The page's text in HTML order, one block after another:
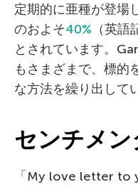
定期的に亜種が登場
のおよそ40% （英
とされています。
もさまざまで、標的
な方法を繰り出して
センチメン
「My love letter to